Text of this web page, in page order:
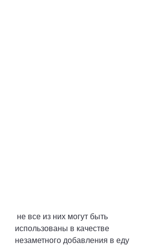
использованы в качестве
незаметного добавления в еду